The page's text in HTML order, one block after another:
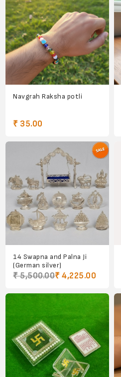
Navgrah Raksha potli
₹ 35.00
14 Swapna and Palna Ji
(German silver)
₹ 5,500.00₹ 4,225.00